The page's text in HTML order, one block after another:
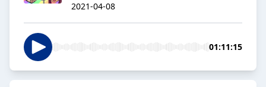
2021-04-08
01:11:15